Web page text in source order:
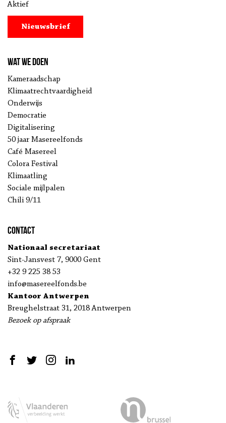
Aktief
Nieuwsbrief
Wat we doen
Kameraadschap
Klimaatrechtvaardigheid
Onderwijs
Democratie
Digitalisering
50 jaar Masereelfonds
Café Masereel
Colora Festival
Klimaatling
Sociale mijlpalen
Chili 9/11
Contact
Nationaal secretariaat
Sint-Jansvest 7, 9000 Gent
+32 9 225 38 53
info@masereelfonds.be
Kantoor Antwerpen
Breughelstraat 31, 2018 Antwerpen
Bezoek op afspraak